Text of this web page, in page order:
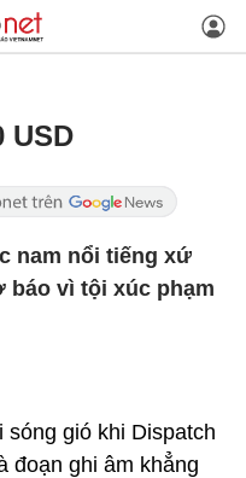
USD
nam nổi tiếng xứ
báo vì tội xúc phạm
gió khi Dispatch
đoạn ghi âm khẳng